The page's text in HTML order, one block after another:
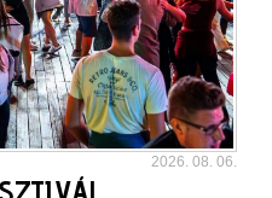
2026. 08. 06.